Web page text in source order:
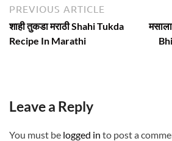
Post
navigation
PREVIOUS ARTICLE
article:
शाही तुकडा मराठी Shahi Tukda
Recipe In Marathi
Leave a Reply
You must be logged in to post a